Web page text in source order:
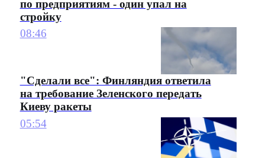
по предприятиям - один упал на
стройку
08:46
"Сделали все": Финляндия ответила
на требование Зеленского передать
Киеву ракеты
05:54